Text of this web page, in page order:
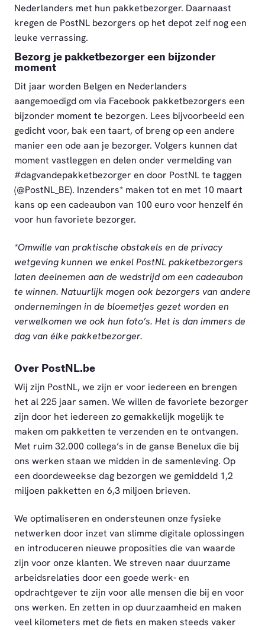
Nederlanders met hun pakketbezorger. Daarnaast
kregen de PostNL bezorgers op het depot zelf nog een
leuke verrassing.
Bezorg je pakketbezorger een bijzonder
moment
Dit jaar worden Belgen en Nederlanders
aangemoedigd om via Facebook pakketbezorgers een
bijzonder moment te bezorgen. Lees bijvoorbeeld een
gedicht voor, bak een taart, of breng op een andere
manier een ode aan je bezorger. Volgers kunnen dat
moment vastleggen en delen onder vermelding van
#dagvandepakketbezorger en door PostNL te taggen
(@PostNL_BE). Inzenders* maken tot en met 10 maart
kans op een cadeaubon van 100 euro voor henzelf én
voor hun favoriete bezorger.
*Omwille van praktische obstakels en de privacy
wetgeving kunnen we enkel PostNL pakketbezorgers
laten deelnemen aan de wedstrijd om een cadeaubon
te winnen. Natuurlijk mogen ook bezorgers van andere
ondernemingen in de bloemetjes gezet worden en
verwelkomen we ook hun foto’s. Het is dan immers de
dag van élke pakketbezorger.
Over PostNL.be
Wij zijn PostNL, we zijn er voor iedereen en brengen
het al 225 jaar samen. We willen de favoriete bezorger
zijn door het iedereen zo gemakkelijk mogelijk te
maken om pakketten te verzenden en te ontvangen.
Met ruim 32.000 collega’s in de ganse Benelux die bij
ons werken staan we midden in de samenleving. Op
een doordeweekse dag bezorgen we gemiddeld 1,2
miljoen pakketten en 6,3 miljoen brieven.
We optimaliseren en ondersteunen onze fysieke
netwerken door inzet van slimme digitale oplossingen
en introduceren nieuwe proposities die van waarde
zijn voor onze klanten. We streven naar duurzame
arbeidsrelaties door een goede werk- en
opdrachtgever te zijn voor alle mensen die bij en voor
ons werken. En zetten in op duurzaamheid en maken
veel kilometers met de fiets en maken steeds vaker